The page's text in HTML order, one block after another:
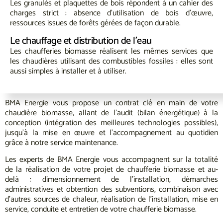
Les granulés et plaquettes de bois répondent à un cahier des
charges strict : absence d’utilisation de bois d’œuvre,
ressources issues de forêts gérées de façon durable.
Le chauffage et distribution de l’eau
Les chaufferies biomasse réalisent les mêmes services que
les chaudières utilisant des combustibles fossiles : elles sont
aussi simples à installer et à utiliser.
BMA Energie vous propose un contrat clé en main de votre
chaudière biomasse, allant de l’audit (bilan énergétique) à la
conception (intégration des meilleures technologies possibles),
jusqu’à la mise en œuvre et l’accompagnement au quotidien
grâce à notre service maintenance.
Les experts de BMA Energie vous accompagnent sur la totalité
de la réalisation de votre projet de chaufferie biomasse et au-
delà : dimensionnement de l’installation, démarches
administratives et obtention des subventions, combinaison avec
d’autres sources de chaleur, réalisation de l’installation, mise en
service, conduite et entretien de votre chaufferie biomasse.